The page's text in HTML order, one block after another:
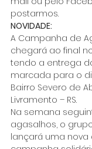
postarmos.
NOVIDADE:
A Campanha de
chegará ao final
tendo a entrega
marcada para o
Bairro Severo de
Livramento – RS.
Na semana
agasalhos, o
lançará uma nova